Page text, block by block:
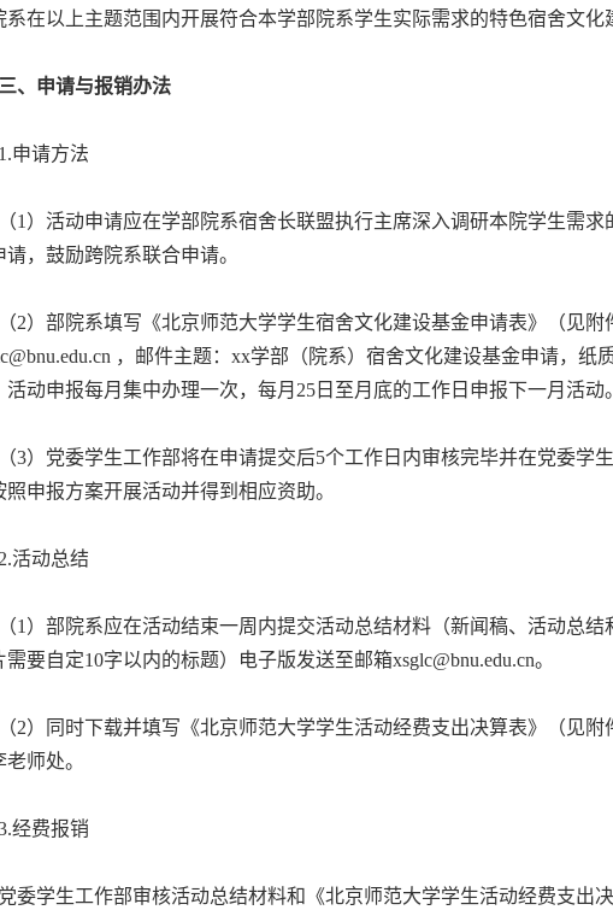
系在以上主题范围内开展符合本学部院系学生实际需求的特色宿舍文化
三、申请与报销办法
请方法
）活动申请应在学部院系宿舍长联盟执行主席深入调研本院学生需求
请，鼓励跨院系联合申请。
）部院系填写《北京师范大学学生宿舍文化建设基金申请表》（见附
，邮件主题：xx学部（院系）宿舍文化建设基金申请，纸
活动申报每月集中办理一次，每月25日至月底的工作日申报下一月活动。
）党委学生工作部将在申请提交后5个工作日内审核完毕并在党委学
照申报方案开展活动并得到相应资助。
动总结
）部院系应在活动结束一周内提交活动总结材料（新闻稿、活动总结
需要自定10字以内的标题）电子版发送至邮箱xsglc@bnu.edu.cn。
）同时下载并填写《北京师范大学学生活动经费支出决算表》（见附
老师处。
费报销
学生工作部审核活动总结材料和《北京师范大学学生活动经费支出